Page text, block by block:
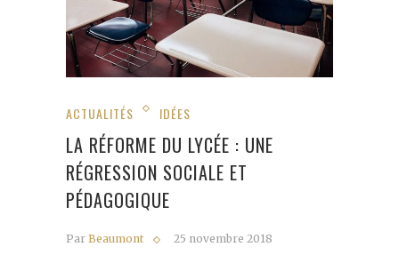
ACTUALITÉS IDÉES
LA RÉFORME DU LYCÉE : UNE
RÉGRESSION SOCIALE ET
PÉDAGOGIQUE
Par Beaumont 25 novembre 2018